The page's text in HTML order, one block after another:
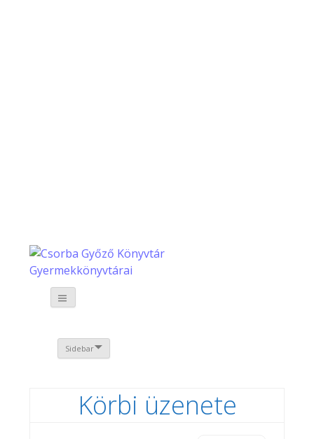
Sidebar
Körbi üzenete